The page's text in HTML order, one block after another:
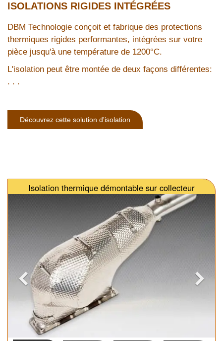
ISOLATIONS RIGIDES INTÉGRÉES
DBM Technologie conçoit et fabrique des protections
thermiques rigides performantes, intégrées sur votre
pièce jusqu'à une température de 1200°C.
L'isolation peut être montée de deux façons différentes:
. . .
Découvrez cette solution d'isolation
Isolation thermique démontable sur collecteur